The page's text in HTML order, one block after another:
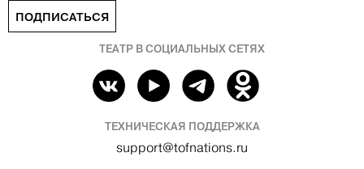
ПОДПИСАТЬСЯ
ТЕАТР В СОЦИАЛЬНЫХ СЕТЯХ
ТЕХНИЧЕСКАЯ ПОДДЕРЖКА
support@tofnations.ru